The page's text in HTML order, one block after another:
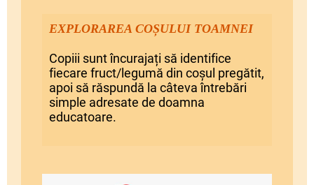
EXPLORAREA COȘULUI TOAMNEI
Copiii sunt încurajați să identifice
fiecare fruct/legumă din coșul pregătit,
apoi să răspundă la câteva întrebări
simple adresate de doamna
educatoare.